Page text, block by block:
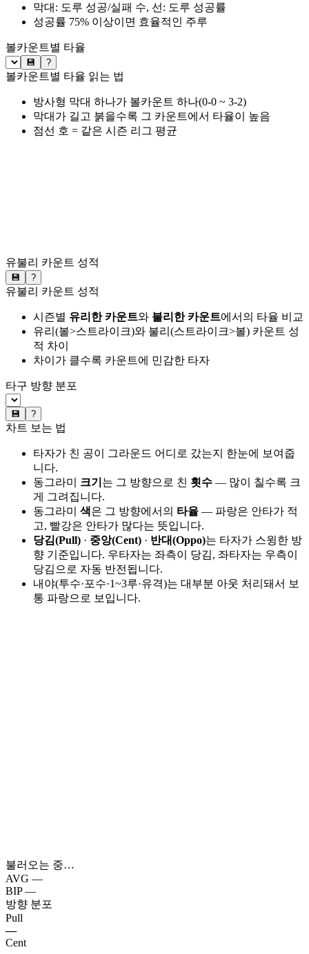
막대: 도루 성공/실패 수, 선: 도루 성공률
성공률 75% 이상이면 효율적인 주루
볼카운트별 타율
💾 ?
볼카운트별 타율 읽는 법
방사형 막대 하나가 볼카운트 하나(0-0 ~ 3-2)
막대가 길고 붉을수록 그 카운트에서 타율이 높음
점선 호 = 같은 시즌 리그 평균
유불리 카운트 성적
💾 ?
유불리 카운트 성적
시즌별 유리한 카운트와 불리한 카운트에서의 타율 비교
유리(볼>스트라이크)와 불리(스트라이크>볼) 카운트 성
적 차이
차이가 클수록 카운트에 민감한 타자
타구 방향 분포
💾 ?
차트 보는 법
타자가 친 공이 그라운드 어디로 갔는지 한눈에 보여줍
니다.
동그라미 크기 는 그 방향으로 친 횟수 — 많이 칠수록 크
게 그려집니다.
동그라미 색은 그 방향에서의 타율 — 파랑은 안타가 적
고, 빨강은 안타가 많다는 뜻입니다.
당김(Pull) · 중앙(Cent) · 반대(Oppo)는 타자가 스윙한 방
향 기준입니다. 우타자는 좌측이 당김, 좌타자는 우측이
당김으로 자동 반전됩니다.
내야(투수·포수·1~3루·유격)는 대부분 아웃 처리돼서 보
통 파랑으로 보입니다.
불러오는 중…
AVG —
BIP —
방향 분포
Pull
—
Cent